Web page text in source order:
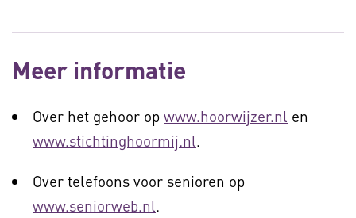
Meer informatie
Over het gehoor op www.hoorwijzer.nl en
www.stichtinghoormij.nl.
Over telefoons voor senioren op
www.seniorweb.nl.